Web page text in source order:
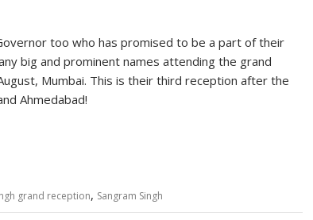
too who has promised to be a part of their
big and prominent names attending the grand
Mumbai. This is their third reception after the
Ahmedabad!
grand reception, Sangram Singh